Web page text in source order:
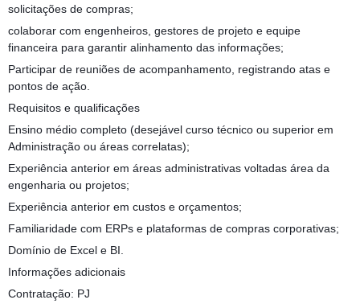
solicitações de compras;
colaborar com engenheiros, gestores de projeto e equipe
financeira para garantir alinhamento das informações;
Participar de reuniões de acompanhamento, registrando atas e
pontos de ação.
Requisitos e qualificações
Ensino médio completo (desejável curso técnico ou superior em
Administração ou áreas correlatas);
Experiência anterior em áreas administrativas voltadas área da
engenharia ou projetos;
Experiência anterior em custos e orçamentos;
Familiaridade com ERPs e plataformas de compras corporativas;
Domínio de Excel e BI.
Informações adicionais
Contratação: PJ